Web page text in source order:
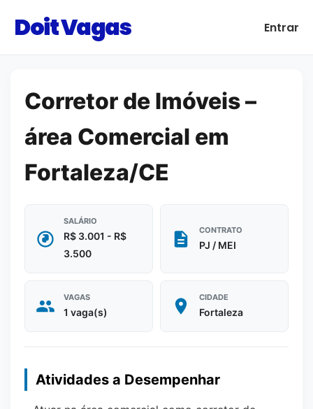
Doit Vagas Entrar
Corretor de Imóveis –
área Comercial em
Fortaleza/CE
SALÁRIO
R$ 3.001 - R$
3.500
CONTRATO
PJ / MEI
VAGAS
1 vaga(s)
CIDADE
Fortaleza
Atividades a Desempenhar